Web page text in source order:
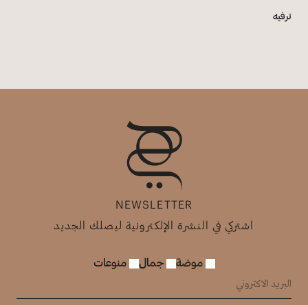
ترفيه
NEWSLETTER
اشتركي في النشرة الإلكترونية ليصلك الجديد
موضة جمال منوعات